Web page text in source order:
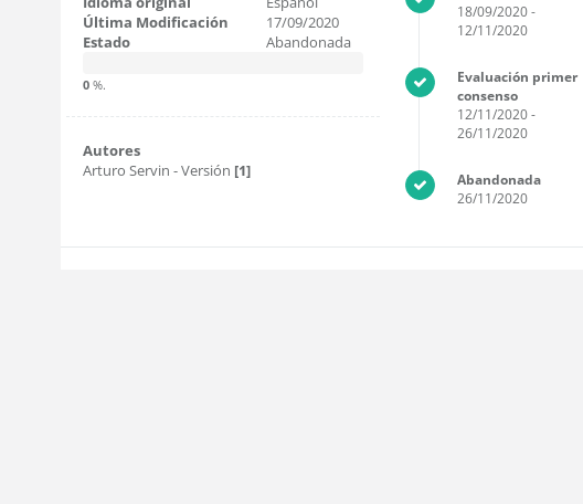
Última Modificación
17/09/2020
Estado
Abandonada
0 %.
Autores
Arturo Servin - Versión [1]
18/09/2020-
12/11/2020
Evaluación primer
consenso
12/11/2020-
26/11/2020
Abandonada
26/11/2020